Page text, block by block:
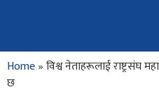
Home»विश्व नेताहरूलाई राष्ट्रसंघ
छ